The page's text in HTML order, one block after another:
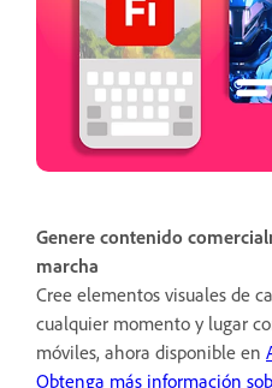
Genere contenido
marcha
Cree elementos visuales de
cualquier momento y lugar
móviles, ahora disponible en
Obtenga más información